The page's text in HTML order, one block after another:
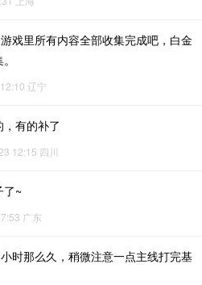
戏里所有内容全部收集完成吧，白金
辽宁
有的补了
12:15 四川
了~
广东
时那么久，稍微注意一点主线打完基